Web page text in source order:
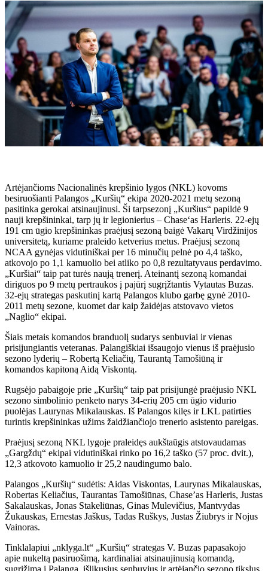
Artėjančioms Nacionalinės krepšinio lygos (NKL) kovoms
besiruošianti Palangos „Kuršių“ ekipa 2020-2021 metų sezoną
pasitinka gerokai atsinaujinusi. Ši tarpsezonį „Kuršius“ papildė 9
nauji krepšininkai, tarp jų ir legionierius – Chase‘as Harleris. 22-ejų
191 cm ūgio krepšininkas praėjusį sezoną baigė Vakarų Virdžinijos
universitetą, kuriame praleido ketverius metus. Praėjusį sezoną
NCAA gynėjas vidutiniškai per 16 minučių pelnė po 4,4 taško,
atkovojo po 1,1 kamuolio bei atliko po 0,8 rezultatyvaus perdavimo.
„Kuršiai“ taip pat turės naują trenerį. Ateinantį sezoną komandai
diriguos po 9 metų pertraukos į pajūrį sugrįžtantis Vytautas Buzas.
32-ejų strategas paskutinį kartą Palangos klubo garbę gynė 2010-
2011 metų sezone, kuomet dar kaip žaidėjas atstovavo vietos
„Naglio“ ekipai.
Šiais metais komandos branduolį sudarys senbuviai ir vienas
prisijungiantis veteranas. Palangiškiai išsaugojo vienus iš praėjusio
sezono lyderių – Robertą Keliačių, Taurantą Tamošiūną ir
komandos kapitoną Aidą Viskontą.
Rugsėjo pabaigoje prie „Kuršių“ taip pat prisijungė praėjusio NKL
sezono simbolinio penketo narys 34-erių 205 cm ūgio vidurio
puolėjas Laurynas Mikalauskas. Iš Palangos kilęs ir LKL patirties
turintis krepšininkas užims žaidžiančiojo trenerio asistento pareigas.
Praėjusį sezoną NKL lygoje praleidęs aukštaūgis atstovaudamas
„Gargždų“ ekipai vidutiniškai rinko po 16,2 taško (57 proc. dvit.),
12,3 atkovoto kamuolio ir 25,2 naudingumo balo.
Palangos „Kuršių“ sudėtis: Aidas Viskontas, Laurynas Mikalauskas,
Robertas Keliačius, Taurantas Tamošiūnas, Chase’as Harleris, Justas
Sakalauskas, Jonas Stakeliūnas, Ginas Mulevičius, Mantvydas
Žukauskas, Ernestas Jaškus, Tadas Ruškys, Justas Žiubrys ir Nojus
Vainoras.
Tinklalapiui „nklyga.lt“ „Kuršių“ strategas V. Buzas papasakojo
apie nukeltą pasiruošimą, kardinaliai atsinaujinusią komandą,
sugrįžimą į Palangą, išlikusius senbuvius ir artėjančio sezono tikslus.